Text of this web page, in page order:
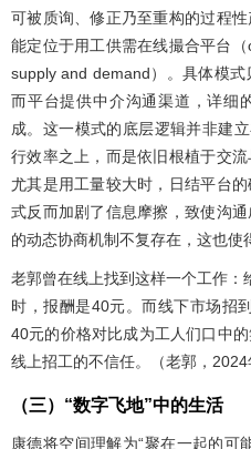
可被质询、修正乃至重构的过程
能定位于用工供需在线撮合平台
supply and demand）。具体模式
而平台提供中介沟通渠道，详细
成。这一模式的底层逻辑并非建
行效率之上，而是依旧根植于交
尤其是用工量较大时，日结平台
式反而加剧了信息摩擦，致使沟
的动态协商机制不复存在，这也使
老郭曾在线上找到这样一个工作
时，报酬是40元。而线下市场招
40元的价格对比成为工人们口中
线上招工的不信任。（老郭，2024
（三）“数字飞地”中的生活
康德将空间理解为“聚在一起的可